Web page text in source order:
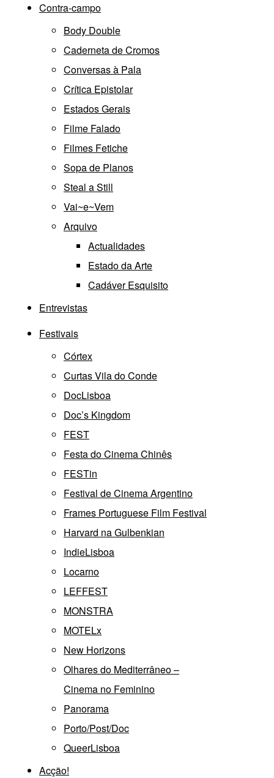
Contra-campo
Body Double
Caderneta de Cromos
Conversas à Pala
Crítica Epistolar
Estados Gerais
Filme Falado
Filmes Fetiche
Sopa de Planos
Steal a Still
Vai~e~Vem
Arquivo
Actualidades
Estado da Arte
Cadáver Esquisito
Entrevistas
Festivais
Córtex
Curtas Vila do Conde
DocLisboa
Doc’s Kingdom
FEST
Festa do Cinema Chinês
FESTin
Festival de Cinema Argentino
Frames Portuguese Film Festival
Harvard na Gulbenkian
IndieLisboa
Locarno
LEFFEST
MONSTRA
MOTELx
New Horizons
Olhares do Mediterrâneo –
Cinema no Feminino
Panorama
Porto/Post/Doc
QueerLisboa
Acção!